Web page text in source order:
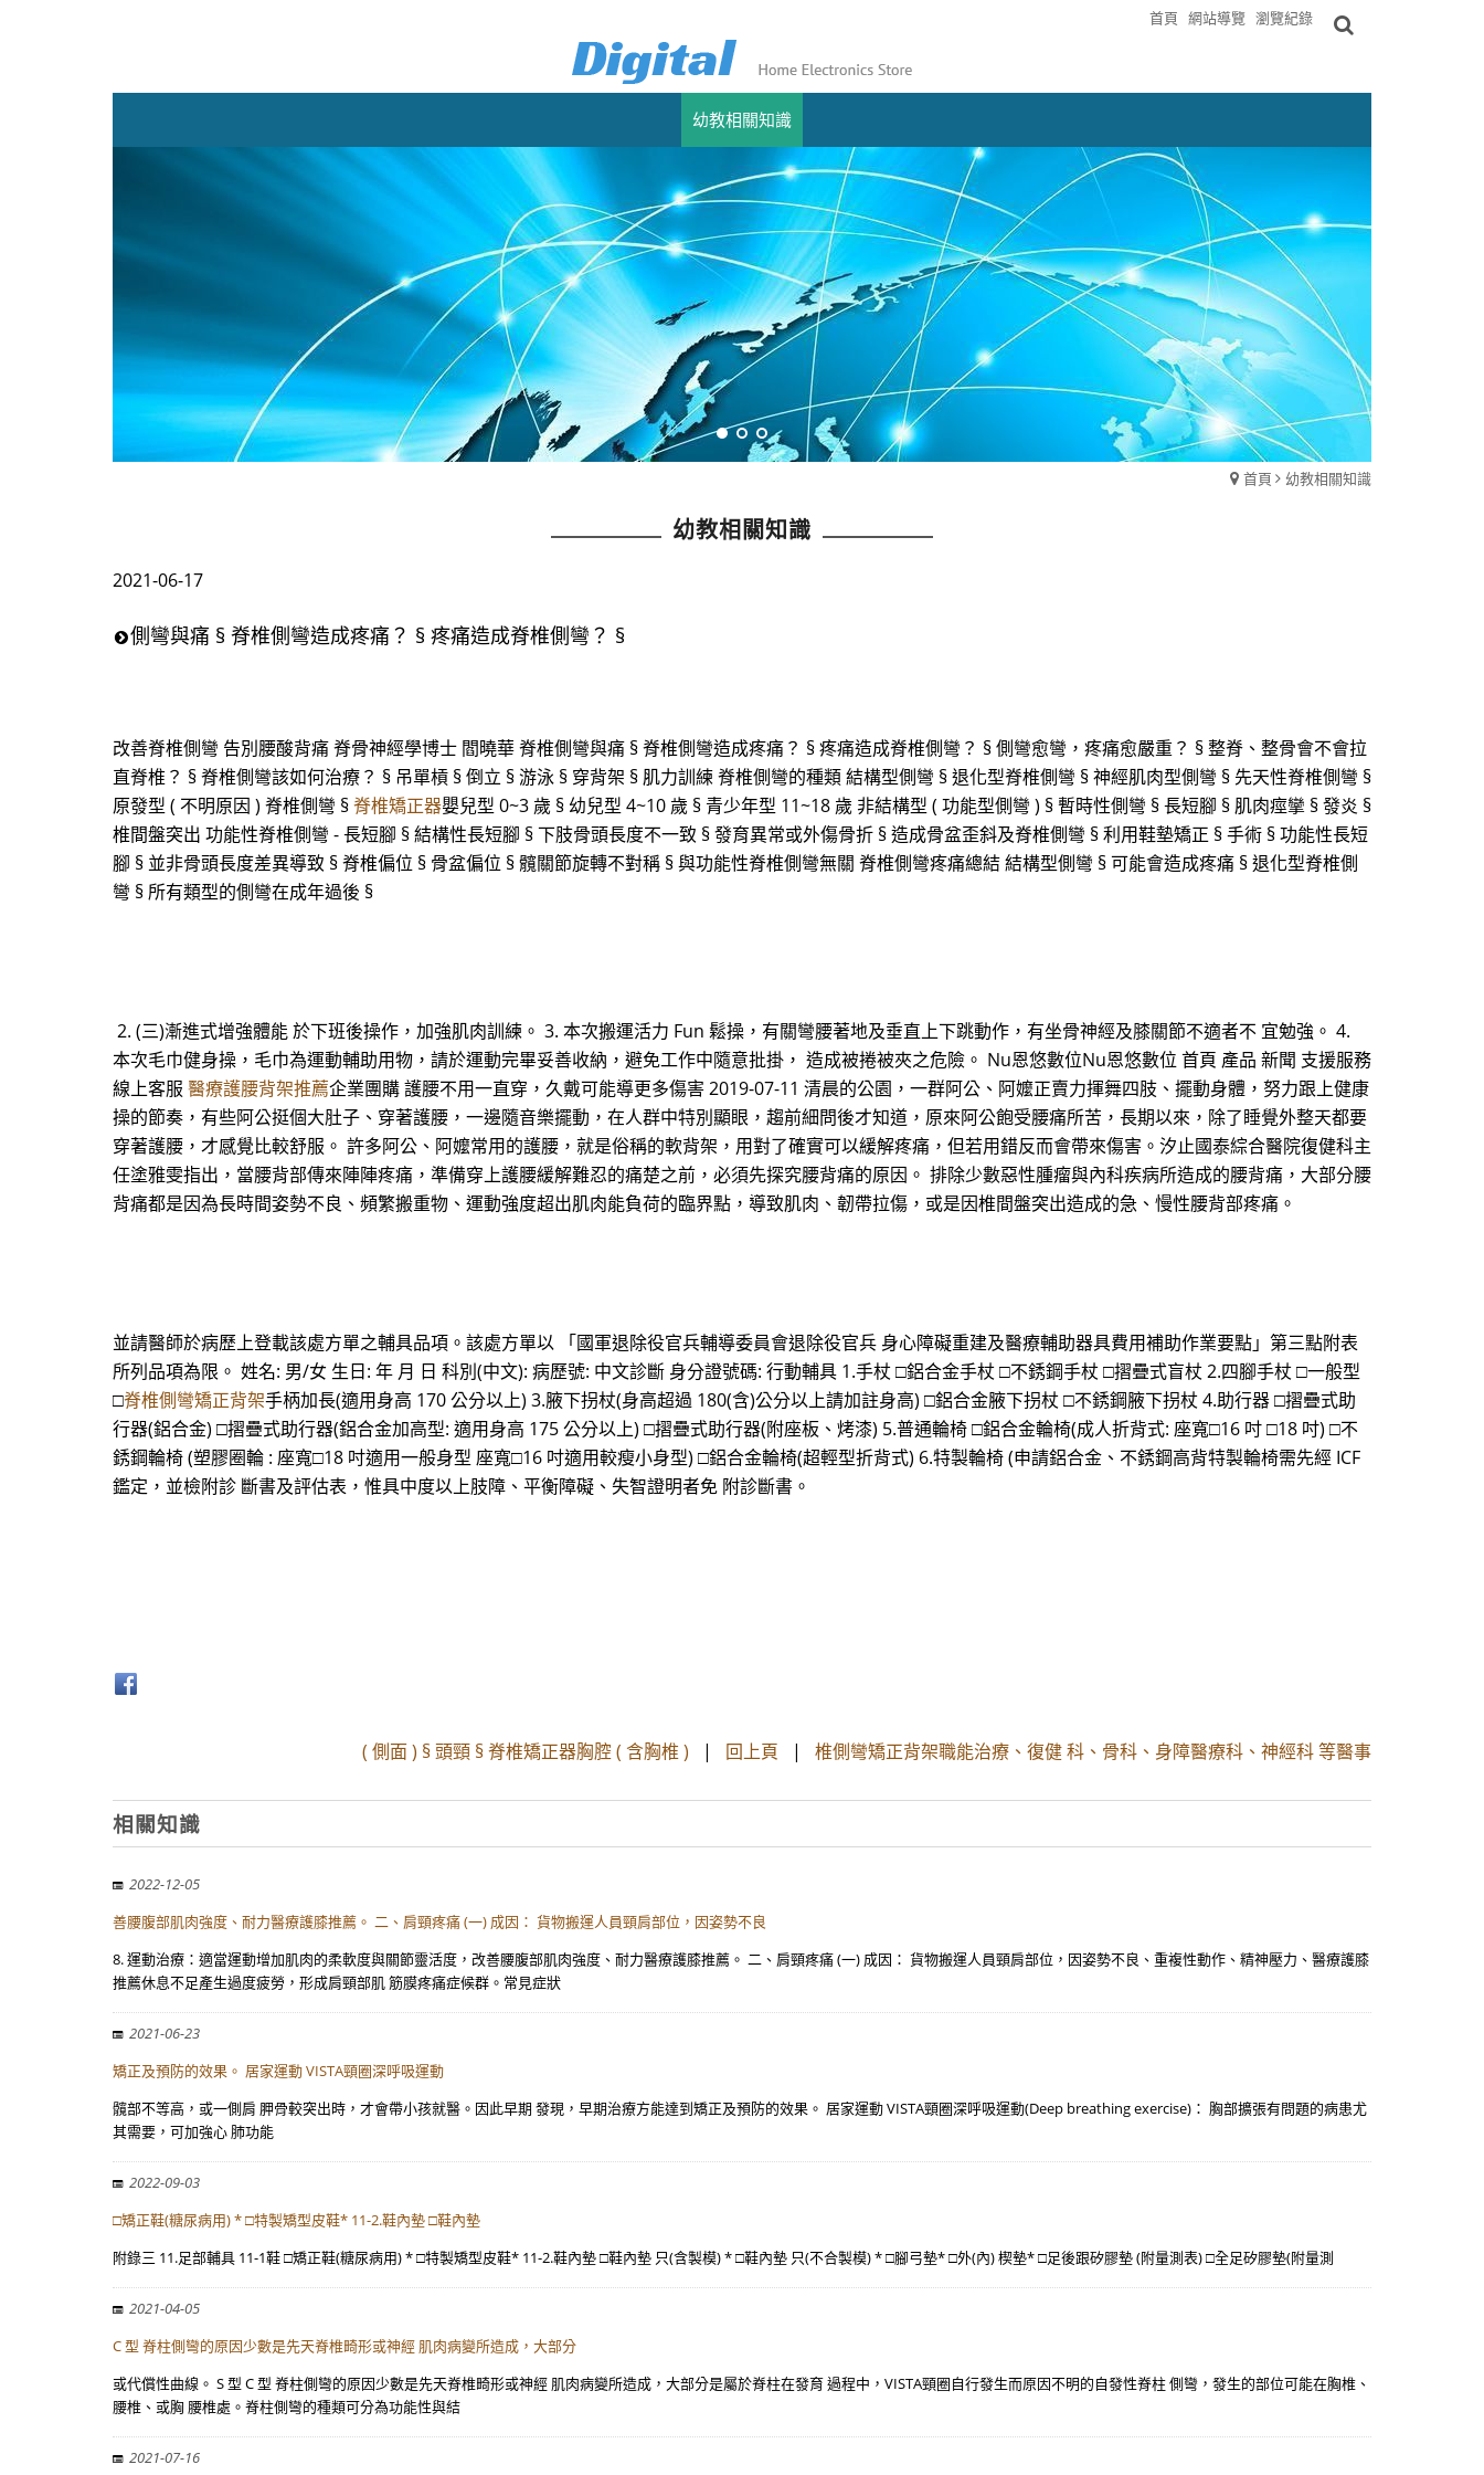
首頁 網站導覽 瀏覽紀錄
幼教相關知識
首頁 幼教相關知識
幼教相關知識
2021-06-17
側彎與痛 § 脊椎側彎造成疼痛？ § 疼痛造成脊椎側彎？ §
改善脊椎側彎 告別腰酸背痛 脊骨神經學博士 閻曉華 脊椎側彎與痛 § 脊椎側彎造成疼痛？ § 疼痛造成脊椎側彎？ § 側彎愈彎，疼痛愈嚴重？ § 整脊、整骨會不會拉
直脊椎？ § 脊椎側彎該如何治療？ § 吊單槓 § 倒立 § 游泳 § 穿背架 § 肌力訓練 脊椎側彎的種類 結構型側彎 § 退化型脊椎側彎 § 神經肌肉型側彎 § 先天性脊椎側彎 §
原發型 ( 不明原因 ) 脊椎側彎 §脊椎矯正器嬰兒型 0~3 歲 § 幼兒型 4~10 歲 § 青少年型 11~18 歲 非結構型 ( 功能型側彎 ) § 暫時性側彎 § 長短腳 § 肌肉痙攣 § 發炎 §
椎間盤突出 功能性脊椎側彎 - 長短腳 § 結構性長短腳 § 下肢骨頭長度不一致 § 發育異常或外傷骨折 § 造成骨盆歪斜及脊椎側彎 § 利用鞋墊矯正 § 手術 § 功能性長短
腳 § 並非骨頭長度差異導致 § 脊椎偏位 § 骨盆偏位 § 髖關節旋轉不對稱 § 與功能性脊椎側彎無關 脊椎側彎疼痛總結 結構型側彎 § 可能會造成疼痛 § 退化型脊椎側
彎 § 所有類型的側彎在成年過後 §
2. (三)漸進式增強體能 於下班後操作，加強肌肉訓練。 3. 本次搬運活力 Fun 鬆操，有關彎腰著地及垂直上下跳動作，有坐骨神經及膝關節不適者不 宜勉強。 4.
本次毛巾健身操，毛巾為運動輔助用物，請於運動完畢妥善收納，避免工作中隨意批掛， 造成被捲被夾之危險。 Nu恩悠數位Nu恩悠數位 首頁 產品 新聞 支援服務
線上客服 醫療護腰背架推薦企業團購 護腰不用一直穿，久戴可能導更多傷害 2019-07-11 清晨的公園，一群阿公、阿嬤正賣力揮舞四肢、擺動身體，努力跟上健康
操的節奏，有些阿公挺個大肚子、穿著護腰，一邊隨音樂擺動，在人群中特別顯眼，趨前細問後才知道，原來阿公飽受腰痛所苦，長期以來，除了睡覺外整天都要
穿著護腰，才感覺比較舒服。 許多阿公、阿嬤常用的護腰，就是俗稱的軟背架，用對了確實可以緩解疼痛，但若用錯反而會帶來傷害。汐止國泰綜合醫院復健科主
任塗雅雯指出，當腰背部傳來陣陣疼痛，準備穿上護腰緩解難忍的痛楚之前，必須先探究腰背痛的原因。 排除少數惡性腫瘤與內科疾病所造成的腰背痛，大部分腰
背痛都是因為長時間姿勢不良、頻繁搬重物、運動強度超出肌肉能負荷的臨界點，導致肌肉、韌帶拉傷，或是因椎間盤突出造成的急、慢性腰背部疼痛。
並請醫師於病歷上登載該處方單之輔具品項。該處方單以 「國軍退除役官兵輔導委員會退除役官兵 身心障礙重建及醫療輔助器具費用補助作業要點」第三點附表
所列品項為限。 姓名: 男/女 生日: 年 月 日 科別(中文): 病歷號: 中文診斷 身分證號碼: 行動輔具 1.手杖 □鋁合金手杖 □不銹鋼手杖 □摺疊式盲杖 2.四腳手杖 □一般型
□脊椎側彎矯正背架手柄加長(適用身高 170 公分以上) 3.腋下拐杖(身高超過 180(含)公分以上請加註身高) □鋁合金腋下拐杖 □不銹鋼腋下拐杖 4.助行器 □摺疊式助
行器(鋁合金) □摺疊式助行器(鋁合金加高型: 適用身高 175 公分以上) □摺疊式助行器(附座板、烤漆) 5.普通輪椅 □鋁合金輪椅(成人折背式: 座寬□16 吋 □18 吋) □不
銹鋼輪椅 (塑膠圈輪 : 座寬□18 吋適用一般身型 座寬□16 吋適用較瘦小身型) □鋁合金輪椅(超輕型折背式) 6.特製輪椅 (申請鋁合金、不銹鋼高背特製輪椅需先經 ICF
鑑定，並檢附診 斷書及評估表，惟具中度以上肢障、平衡障礙、失智證明者免 附診斷書。
( 側面 ) § 頭頸 § 脊椎矯正器胸腔 ( 含胸椎 ) | 回上頁 | 椎側彎矯正背架職能治療、復健 科、骨科、身障醫療科、神經科 等醫事
相關知識
2022-12-05
善腰腹部肌肉強度、耐力醫療護膝推薦。 二、肩頸疼痛 (一) 成因： 貨物搬運人員頸肩部位，因姿勢不良
8. 運動治療：適當運動增加肌肉的柔軟度與關節靈活度，改善腰腹部肌肉強度、耐力醫療護膝推薦。 二、肩頸疼痛 (一) 成因： 貨物搬運人員頸肩部位，因姿勢不良、重複性動作、精神壓力、醫療護膝
推薦休息不足產生過度疲勞，形成肩頸部肌 筋膜疼痛症候群。常見症狀
2021-06-23
矯正及預防的效果。 居家運動 VISTA頸圈深呼吸運動
髖部不等高，或一側肩 胛骨較突出時，才會帶小孩就醫。因此早期 發現，早期治療方能達到矯正及預防的效果。 居家運動 VISTA頸圈深呼吸運動(Deep breathing exercise)： 胸部擴張有問題的病患尤
其需要，可加強心 肺功能
2022-09-03
□矯正鞋(糖尿病用) * □特製矯型皮鞋* 11-2.鞋內墊 □鞋內墊
附錄三 11.足部輔具 11-1鞋 □矯正鞋(糖尿病用) * □特製矯型皮鞋* 11-2.鞋內墊 □鞋內墊 只(含製模) * □鞋內墊 只(不合製模) * □腳弓墊* □外(內) 楔墊* □足後跟矽膠墊 (附量測表) □全足矽膠墊(附量測
2021-04-05
C 型 脊柱側彎的原因少數是先天脊椎畸形或神經 肌肉病變所造成，大部分
或代償性曲線。 S 型 C 型 脊柱側彎的原因少數是先天脊椎畸形或神經 肌肉病變所造成，大部分是屬於脊柱在發育 過程中，VISTA頸圈自行發生而原因不明的自發性脊柱 側彎，發生的部位可能在胸椎、
腰椎、或胸 腰椎處。脊柱側彎的種類可分為功能性與結
2021-07-16